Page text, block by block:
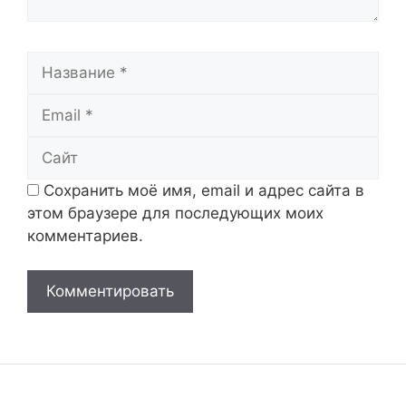
Сохранить моё имя, email и адрес сайта в
этом браузере для последующих моих
комментариев.